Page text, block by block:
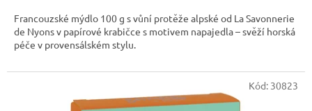
Francouzské mýdlo 100 g s vůní protěže alpské od La Savonnerie
de Nyons v papírové krabičce s motivem napajedla – svěží horská
péče v provensálském stylu.
Kód: 30823